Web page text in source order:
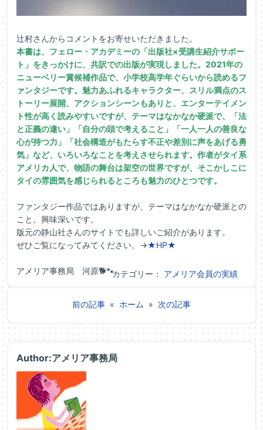
辻村さんからコメントをお寄せいただきました。
本書は、 フェロー・アカデミーの「出版社×受講生紹介サポー
ト」をきっかけに、共訳での出版が実現しました。2021年の
ニューベリー賞候補作品で、小学校高学年ぐらいから読めるフ
ァンタジーです。魅力あふれるキャラクター、スリル満点のス
トーリー展開、アクションシーンもありと、エンターテイメン
ト性が高く読みやすいですが、テーマはなかなか硬派で、「法
と正義の違い」「自分の頭で考えること」「一人一人の善良な
心が持つ力」「社会構造がもたらす不正や差別に声をあげる勇
気」など、いろいろなことを考えさせられます。作者がタイ系
アメリカ人で、物語の舞台は架空の世界ですが、そこかしこに
タイの雰囲気を感じられるところも魅力のひとつです。
ファンタジー作品ではありますが、テーマはなかなか硬派との
こと。興味深いです。
版元の静山社さんのサイトでも詳しいご紹介があります。
ぜひご覧になってみてください。→★HP★
アメリア事務局 河原🐕🐾カテゴリー： アメリア会員の実績
前の記事 « ホーム » 次の記事
Author:アメリア事務局